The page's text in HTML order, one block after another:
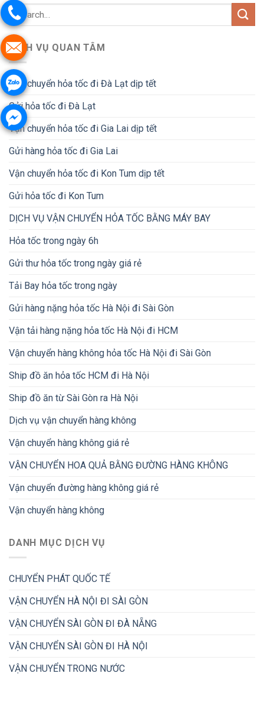
DỊCH VỤ QUAN TÂM
Vận chuyển hỏa tốc đi Đà Lạt dịp tết
Gửi hỏa tốc đi Đà Lạt
Vận chuyển hỏa tốc đi Gia Lai dịp tết
Gửi hàng hỏa tốc đi Gia Lai
Vận chuyển hỏa tốc đi Kon Tum dịp tết
Gửi hỏa tốc đi Kon Tum
DỊCH VỤ VẬN CHUYỂN HỎA TỐC BẰNG MÁY BAY
Hỏa tốc trong ngày 6h
Gửi thư hỏa tốc trong ngày giá rẻ
Tải Bay hỏa tốc trong ngày
Gửi hàng nặng hỏa tốc Hà Nội đi Sài Gòn
Vận tải hàng nặng hỏa tốc Hà Nội đi HCM
Vận chuyển hàng không hỏa tốc Hà Nội đi Sài Gòn
Ship đồ ăn hỏa tốc HCM đi Hà Nội
Ship đồ ăn từ Sài Gòn ra Hà Nội
Dịch vụ vận chuyển hàng không
Vận chuyển hàng không giá rẻ
VẬN CHUYỂN HOA QUẢ BẰNG ĐƯỜNG HÀNG KHÔNG
Vận chuyển đường hàng không giá rẻ
Vận chuyển hàng không
DANH MỤC DỊCH VỤ
CHUYỂN PHÁT QUỐC TẾ
VẬN CHUYỂN HÀ NỘI ĐI SÀI GÒN
VẬN CHUYỂN SÀI GÒN ĐI ĐÀ NẴNG
VẬN CHUYỂN SÀI GÒN ĐI HÀ NỘI
VẬN CHUYỂN TRONG NƯỚC